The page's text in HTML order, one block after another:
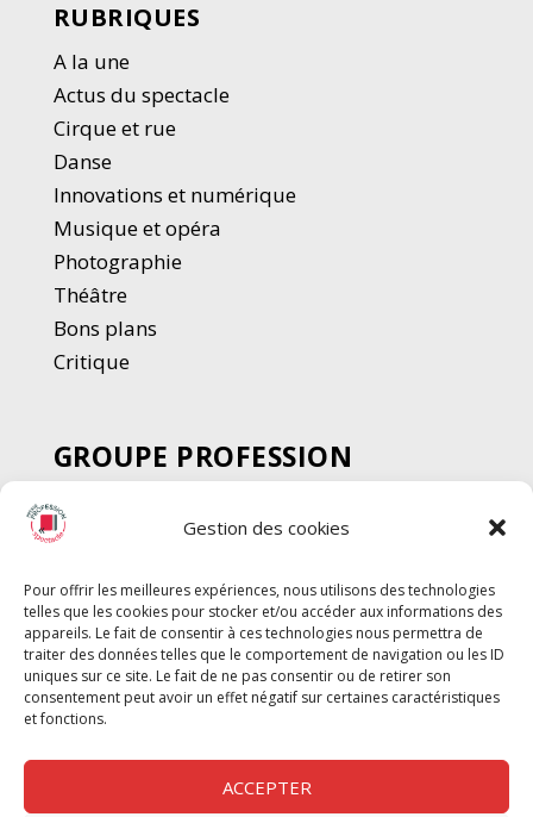
Gestion des cookies
Pour offrir les meilleures expériences, nous utilisons des technologies
telles que les cookies pour stocker et/ou accéder aux informations des
appareils. Le fait de consentir à ces technologies nous permettra de
traiter des données telles que le comportement de navigation ou les ID
uniques sur ce site. Le fait de ne pas consentir ou de retirer son
consentement peut avoir un effet négatif sur certaines caractéristiques
et fonctions.
ACCEPTER
RUBRIQUES
A la une
Actus du spectacle
Cirque et rue
Danse
Innovations et numérique
Musique et opéra
Photographie
Théâtre
Bons plans
Critique
GROUPE PROFESSION
SPECTACLE
Chèque Intermittents
Chèque Compta
Chèque Emploi Spectacle
G-Pods
Profession Audio-visuel